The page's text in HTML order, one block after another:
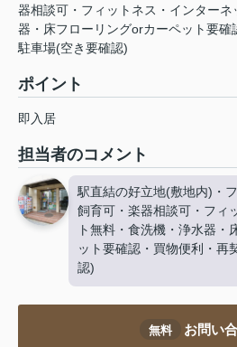
器相談可・フィットネス・インター
器・床フローリングorカーペット要確
駐車場(空き要確認)
ポイント
即入居
担当者のコメント
駅直結の好立地(敷地内)・
飼育可・楽器相談可・フィ
ト無料・食洗機・浄水器・
ット要確認・買物便利・再
認)
無料 お問い